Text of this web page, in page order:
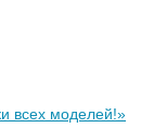
всех моделей!»